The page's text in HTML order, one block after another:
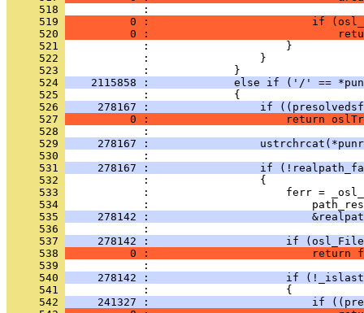
     518
     519
0 :                         if
     520
0 :
     521
     522
     523
     524
2115858 :             else if ('/' ==
     525
     526
278167 :                 if
     527
0 :                     return
     528
     529
278167 :
     530
     531
278167 :                 if
     532
     533
     534
     535
278142 :
     536
     537
278142 :                     if
     538
0 :                         return
     539
     540
278142 :                     if
     541
     542
241327 :                         if